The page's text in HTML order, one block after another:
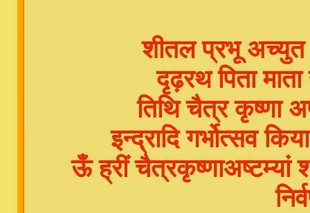
शीतल प्रभू
दृढ़रथ पिता
तिथि चैत्र कृष्णा
इन्द्रादि गर्भोत्सव
ऊँ ह्रीं चैत्रकृष्णाअष्टम्यां